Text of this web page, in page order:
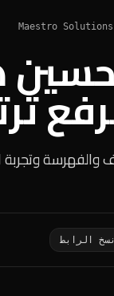
Maestro Solutions
نسخ الرابط